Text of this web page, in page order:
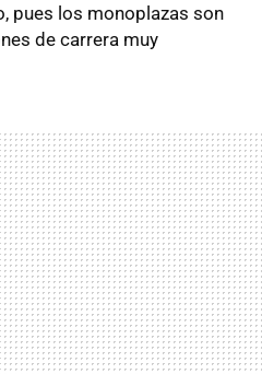
pues los monoplazas son
de carrera muy